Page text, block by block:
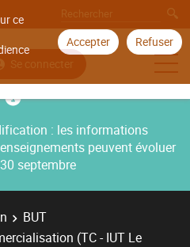
ce
Accepter Refuser
Se connecter
: les informations
peuvent évoluer
septembre
BUT
(TC - IUT Le